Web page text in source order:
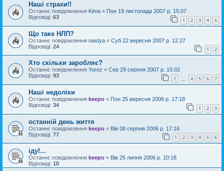
Наші страхи!!
Останнє повідомлення Kima « Пон 19 листопада 2007 р. 15:07
Відповіді: 63 1 2 3 4 5
Що таке НЛП?
Останнє повідомлення nastya « Суб 22 вересня 2007 р. 12:27
Відповіді: 24 1 2
Хто скільки заробляє?
Останнє повідомлення Yurez « Сер 29 серпня 2007 р. 15:02
Відповіді: 93 1 4 5 6 7
Наші недоліки
Останнє повідомлення keepo « Пон 25 вересня 2006 р. 17:18
Відповіді: 34 1 2 3
останній день життя
Останнє повідомлення keepo « Вів 08 серпня 2006 р. 17:16
Відповіді: 77 1 2 3 4 5 6
іду!...
Останнє повідомлення keepo « Вів 25 липня 2006 р. 10:18
Відповіді: 10